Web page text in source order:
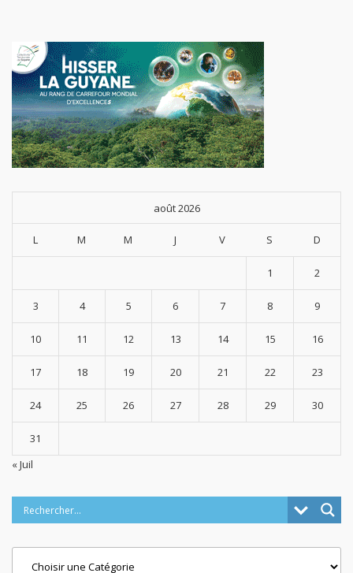
août 2026
L M M J V S D
1 2
3 4 5 6 7 8 9
10 11 12 13 14 15 16
17 18 19 20 21 22 23
24 25 26 27 28 29 30
31
« Juil